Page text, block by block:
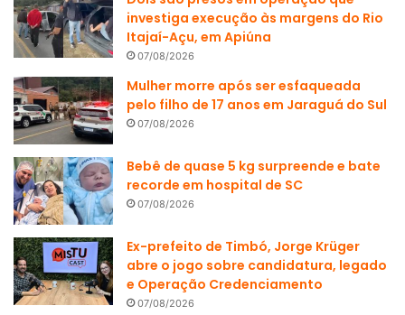
investiga execução às margens do Rio
Itajaí-Açu, em Apiúna
07/08/2026
Mulher morre após ser esfaqueada
pelo filho de 17 anos em Jaraguá do Sul
07/08/2026
Bebê de quase 5 kg surpreende e bate
recorde em hospital de SC
07/08/2026
Ex-prefeito de Timbó, Jorge Krüger
abre o jogo sobre candidatura, legado
e Operação Credenciamento
07/08/2026